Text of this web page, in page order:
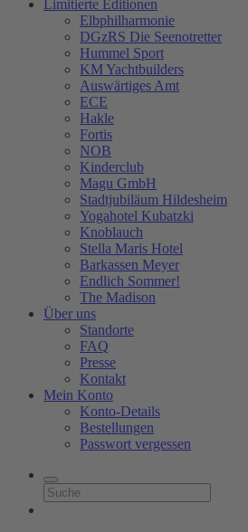
Limitierte Editionen
Elbphilharmonie
DGzRS Die Seenotretter
Hummel Sport
KM Yachtbuilders
Auswärtiges Amt
ECE
Hakle
Fortis
NOB
Kinderclub
Magu GmbH
Stadtjubiläum Hildesheim
Yogahotel Kubatzki
Knoblauch
Stella Maris Hotel
Barkassen Meyer
Endlich Sommer!
The Madison
Über uns
Standorte
FAQ
Presse
Kontakt
Mein Konto
Konto-Details
Bestellungen
Passwort vergessen